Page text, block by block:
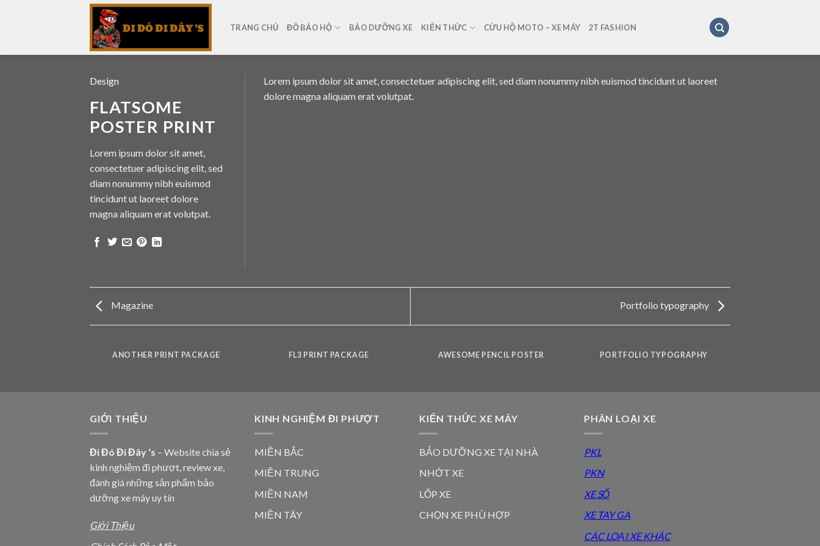
TRANG CHỦ ĐỒ BẢO HỘ BẢO DƯỠNG XE KIẾN THỨC CỨU HỘ MOTO – XE MÁY 2T FASHION
Design
FLATSOME
POSTER PRINT
Lorem ipsum dolor sit amet,
consectetuer adipiscing elit, sed
diam nonummy nibh euismod
tincidunt ut laoreet dolore
magna aliquam erat volutpat.
Lorem ipsum dolor sit amet, consectetuer adipiscing elit, sed diam nonummy nibh euismod tincidunt ut laoreet
dolore magna aliquam erat volutpat.
Magazine Portfolio typography
ANOTHER PRINT PACKAGE FL3 PRINT PACKAGE AWESOME PENCIL POSTER PORTFOLIO TYPOGRAPHY
GIỚI THIỆU
Đi Đó Đi Đây ‘s – Website chia sẻ
kinh nghiệm đi phượt, review xe,
đánh giá những sản phẩm bảo
dưỡng xe máy uy tín
Giới Thiệu
KINH NGHIỆM ĐI PHƯỢT
MIỀN BẮC
MIỀN TRUNG
MIỀN NAM
MIỀN TÂY
KIẾN THỨC XE MÁY
BẢO DƯỠNG XE TẠI NHÀ
NHỚT XE
LỐP XE
CHỌN XE PHÙ HỢP
PHÂN LOẠI XE
PKL
PKN
XE SỐ
XE TAY GA
CÁC LOẠI XE KHÁC